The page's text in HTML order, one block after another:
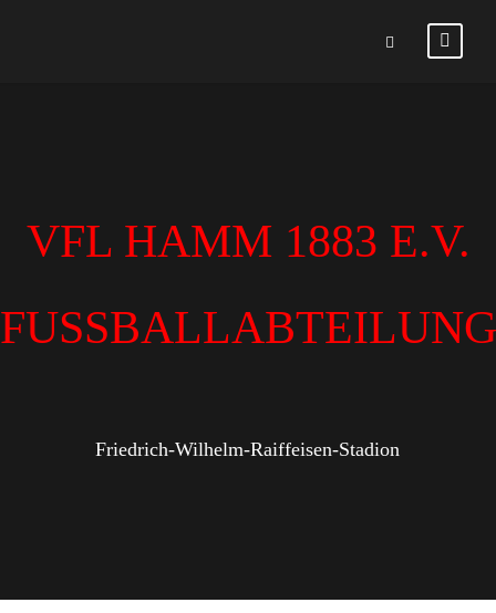
VFL HAMM 1883 E.V.
FUSSBALLABTEILUNG
Friedrich-Wilhelm-Raiffeisen-Stadion